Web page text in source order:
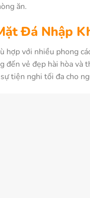
ăn.
Đá Nhập
hợp với nhiều phong
đến vẻ đẹp hài hòa và
tiện nghi tối đa cho